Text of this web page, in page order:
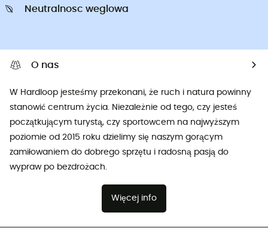
Neutralnosc weglowa
O nas
W Hardloop jesteśmy przekonani, że ruch i natura powinny
stanowić centrum życia. Niezależnie od tego, czy jesteś
początkującym turystą, czy sportowcem na najwyższym
poziomie od 2015 roku dzielimy się naszym gorącym
zamiłowaniem do dobrego sprzętu i radosną pasją do
wypraw po bezdrożach.
Więcej info